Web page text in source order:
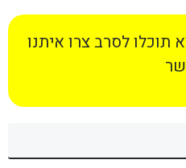
לסרב צרו איתנו